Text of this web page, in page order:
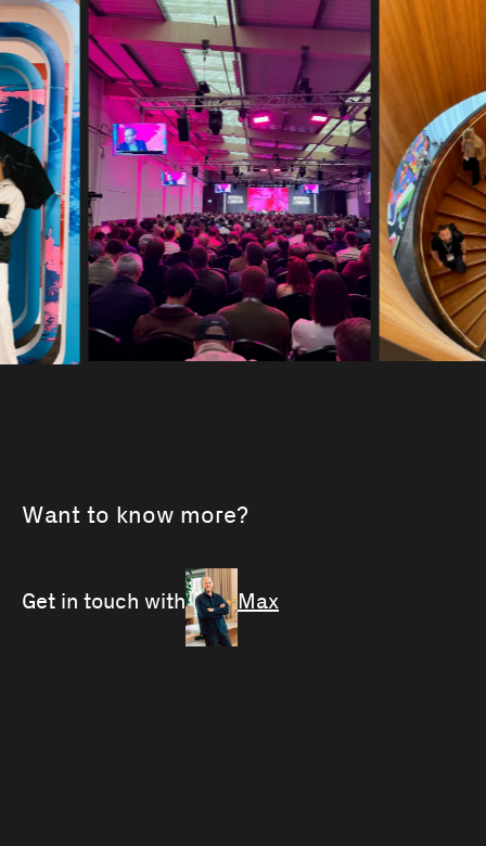
Want to know more?
Get in touch with Max